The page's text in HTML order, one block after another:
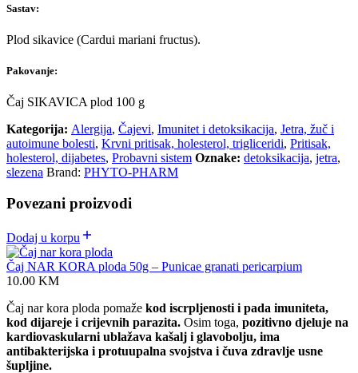
Sastav:
Plod sikavice (Cardui mariani fructus).
Pakovanje:
Čaj SIKAVICA plod 100 g
Kategorija: Alergija, Čajevi, Imunitet i detoksikacija, Jetra, žuč i
autoimune bolesti, Krvni pritisak, holesterol, trigliceridi, Pritisak,
holesterol, dijabetes, Probavni sistem Oznake: detoksikacija, jetra,
slezena Brand: PHYTO-PHARM
Povezani proizvodi
Dodaj u korpu
Čaj NAR KORA ploda 50g – Punicae granati pericarpium
10.00 KM
Čaj nar kora ploda pomaže kod iscrpljenosti i pada imuniteta,
kod dijareje i crijevnih parazita. Osim toga, pozitivno djeluje na
kardiovaskularni ublažava kašalj i glavobolju, ima
antibakterijska i protuupalna svojstva i čuva zdravlje usne
šupljine.